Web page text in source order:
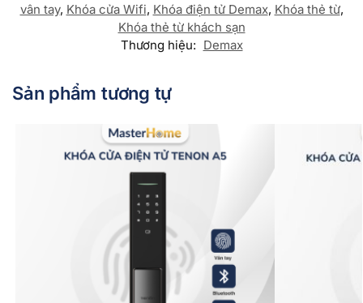
vân tay, Khóa cửa Wifi, Khóa điện tử Demax, Khóa thẻ từ,
Khóa thẻ từ khách sạn
Thương hiệu: Demax
Sản phẩm tương tự